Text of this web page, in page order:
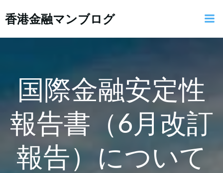
ン
ン
ス
キ
ッ
プ
香港金融マンブログ
国際金融安定性
報告書（6月改訂
報告）について